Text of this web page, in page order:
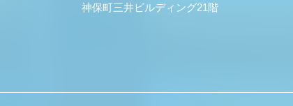
神保町三井ビルディング21階